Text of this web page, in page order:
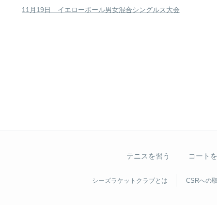
11月19日 イエローボール男女混合シングルス大会
テニスを習う コート
シーズラケットクラブとは CSRへの